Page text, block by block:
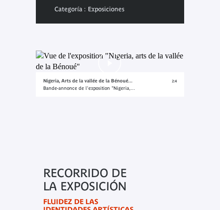
Categoría : Exposiciones
Nigeria, Arts de la vallée de la Bénoué...
Bande-annonce de l'exposition "Nigeria,...
2:4
RECORRIDO DE
LA EXPOSICIÓN
FLUIDEZ DE LAS